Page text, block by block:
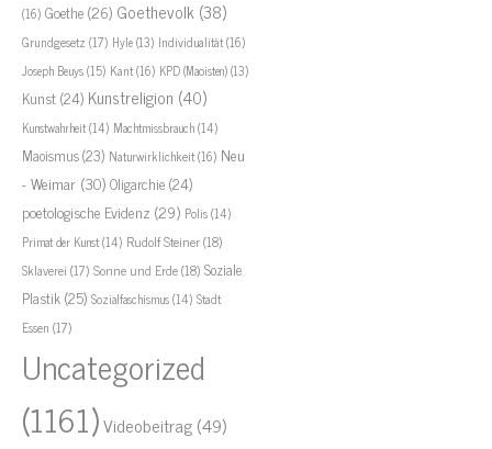
(16) Goethe(26) Goethevolk (38)
Grundgesetz (17) Hyle(13) Individualität(16)
Joseph Beuys(15) Kant(16) KPD (Maoisten)(13)
Kunst(24) Kunstreligion (40)
Kunstwahrheit(14) Machtmissbrauch(14)
Maoismus(23) Naturwirklichkeit(16) Neu
- Weimar (30)Oligarchie(24)
poetologische Evidenz (29) Polis(14)
Primat der Kunst(14) Rudolf Steiner(18)
Sklaverei (17) Sonne und Erde(18) Soziale
Plastik(25) Sozialfaschismus(14) Stadt
Essen (17)
Uncategorized
(1161)Videobeitrag(49)